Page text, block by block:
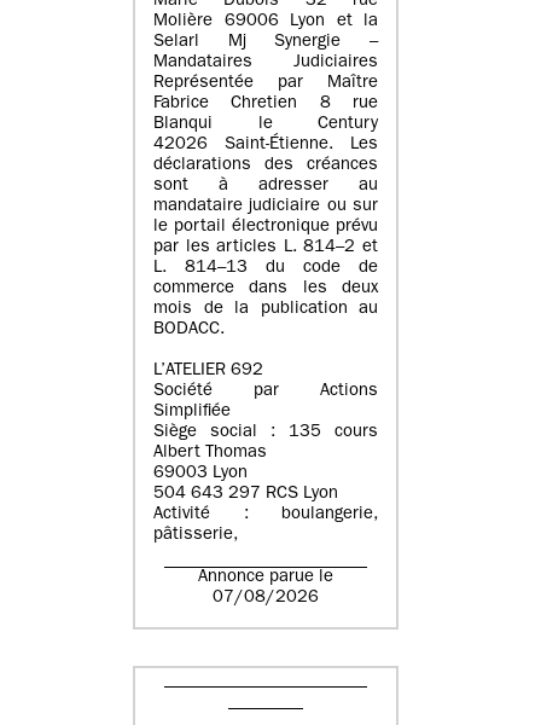
Molière 69006 Lyon et la
Selarl Mj Synergie –
Mandataires Judiciaires
Représentée par Maître
Fabrice Chretien 8 rue
Blanqui le Century
42026 Saint-Étienne. Les
déclarations des créances
sont à adresser au
mandataire judiciaire ou sur
le portail électronique prévu
par les articles L. 814–2 et
L. 814–13 du code de
commerce dans les deux
mois de la publication au
BODACC.
L’ATELIER 692
Société par Actions
Simplifiée
Siège social : 135 cours
Albert Thomas
69003 Lyon
504 643 297 RCS Lyon
Activité : boulangerie,
pâtisserie,
Annonce parue le
07/08/2026